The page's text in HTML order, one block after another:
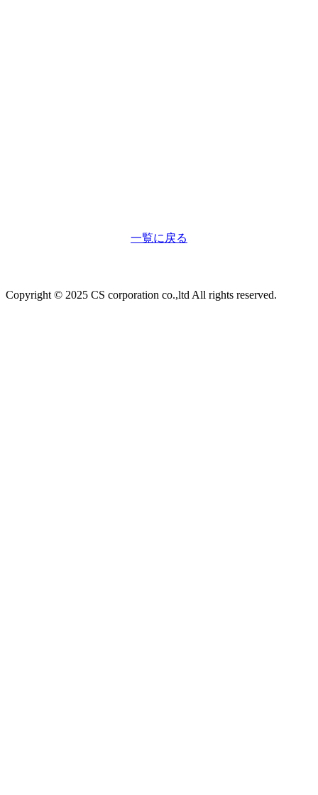
一覧に戻る
Copyright © 2025 CS corporation co.,ltd All rights reserved.